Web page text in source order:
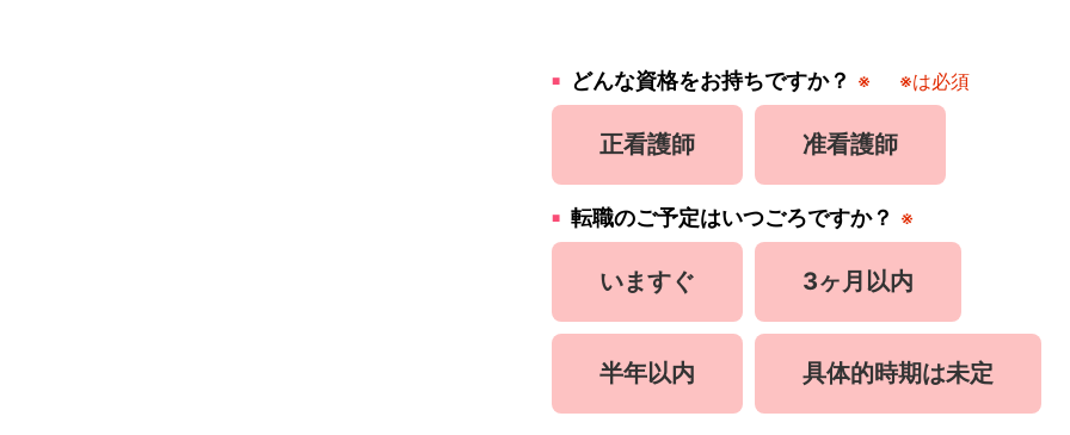
どんな資格をお持ちですか？ ※ ※は必須
正看護師 准看護師
転職のご予定はいつごろですか？ ※
いますぐ 3ヶ月以内
半年以内 具体的時期は未定